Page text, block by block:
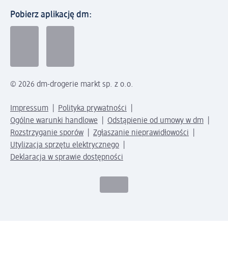
Pobierz aplikację dm:
© 2026 dm-drogerie markt sp. z o.o.
Impressum
Polityka prywatności
Ogólne warunki handlowe
Odstąpienie od umowy w dm
Rozstrzyganie sporów
Zgłaszanie nieprawidłowości
Utylizacja sprzętu elektrycznego
Deklaracja w sprawie dostępności